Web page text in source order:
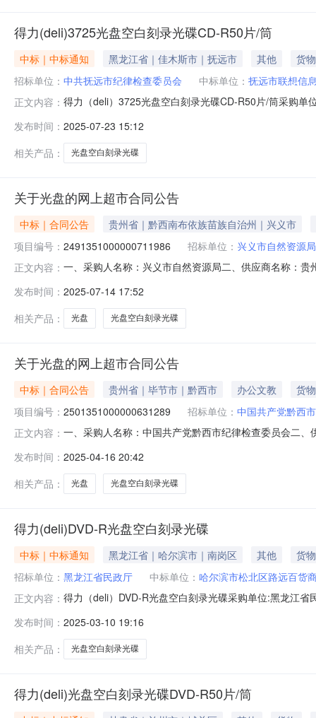
得力(deli)3725光盘空白刻录光碟CD-R50片/筒
中标｜中标通知 黑龙江省｜佳木斯市｜抚远市 其他
货物
招标单位： 中共抚远市纪律检查委员会 中标单位： 抚远市联想信
正文内容： 得力（deli）3725光盘空白刻录光碟CD-R50片/筒采购
发布时间： 2025-07-23 15:12
相关产品：
光盘空白刻录光碟
关于光盘的网上超市合同公告
中标｜合同公告
贵州省｜黔西南布依族苗族自治州｜兴义市
项目编号： 2491351000000711986 招标单位： 兴义市自然资源局
正文内容： 一、采购人名称：兴义市自然资源局二、供应商名称：
R50片/盒得力/deli3725,盒2.001082162得力3724（deli
发布时间： 2025-07-14 17:52
相关产品：
光盘 光盘空白刻录光碟
关于光盘的网上超市合同公告
中标｜合同公告 贵州省｜毕节市｜黔西市 办公文教
货物
项目编号： 2501351000000631289 招标单位： 中国共产党黔西
正文内容： 一、采购人名称：中国共产党黔西市纪律检查委员会二
光碟DVD-R50片/筒得力/deli3724,张100.001.61602得
发布时间： 2025-04-16 20:42
相关产品：
光盘 光盘空白刻录光碟
得力(deli)DVD-R光盘空白刻录光碟
中标｜中标通知 黑龙江省｜哈尔滨市｜南岗区 其他
货物
招标单位： 黑龙江省民政厅 中标单位： 哈尔滨市松北区路远百货
正文内容： 得力（deli）DVD-R光盘空白刻录光碟采购单位:黑龙江
发布时间： 2025-03-10 19:16
相关产品：
光盘空白刻录光碟
得力(deli)光盘空白刻录光碟DVD-R50片/筒